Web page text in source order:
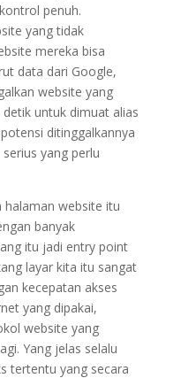
penuh.
yang tidak
mereka bisa
data dari Google,
website yang
untuk dimuat alias
ditinggalkannya
yang perlu
halaman website itu
banyak
itu jadi entry point
layar kita itu sangat
kecepatan akses
yang dipakai,
website yang
Yang jelas selalu
tertentu yang secara